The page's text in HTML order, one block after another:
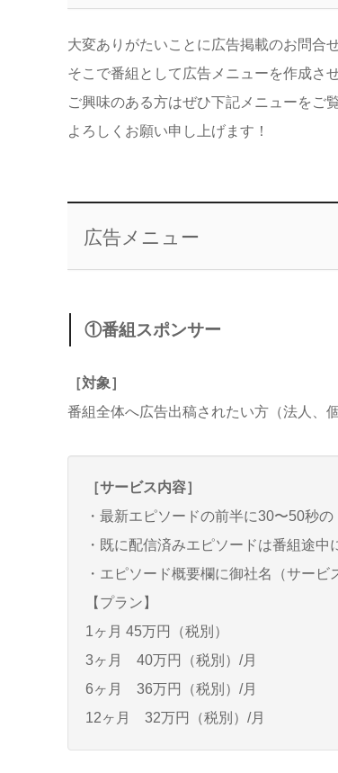
大変ありがたいことに広告掲載のお問合
そこで番組として広告メニューを作成さ
ご興味のある方はぜひ下記メニューをご
よろしくお願い申し上げます！
広告メニュー
①番組スポンサー
［対象］
番組全体へ広告出稿されたい方（法人、
［サービス内容］
・最新エピソードの前半に30〜50秒
・既に配信済みエピソードは番組途中
・エピソード概要欄に御社名（サー
【プラン】
1ヶ月 45万円（税別）
3ヶ月 40万円（税別）/月
6ヶ月 36万円（税別）/月
12ヶ月 32万円（税別）/月